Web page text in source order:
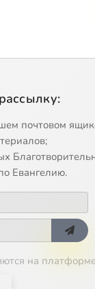
почтовом
Евангелию.
на платформе